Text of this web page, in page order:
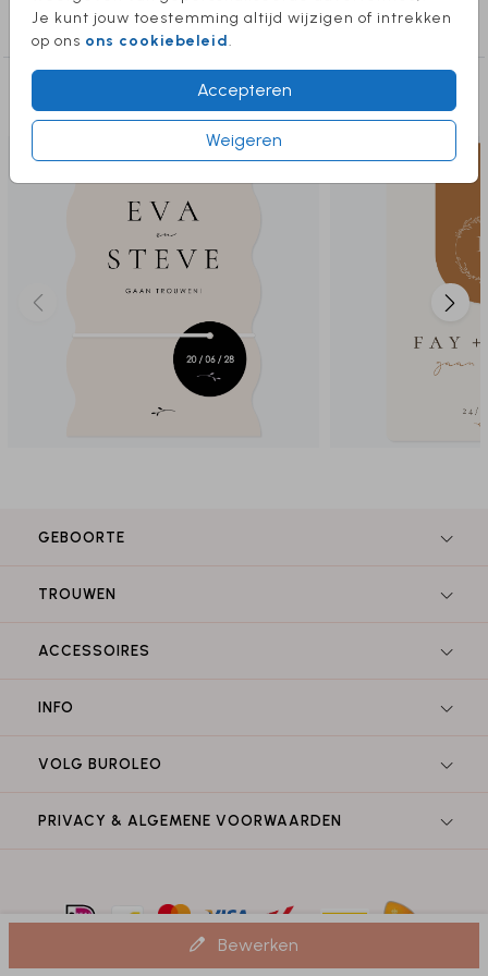
Je kunt jouw toestemming altijd wijzigen of intrekken
op ons ons cookiebeleid.
Accepteren
Weigeren
Stuur een berichtje, we helpen je graag
verder!
trouwen labelkaart rechthoek
Deze producten vind je misschien ook
leuk
Bewerken
GEBOORTE
TROUWEN
ACCESSOIRES
INFO
VOLG BUROLEO
PRIVACY & ALGEMENE VOORWAARDEN